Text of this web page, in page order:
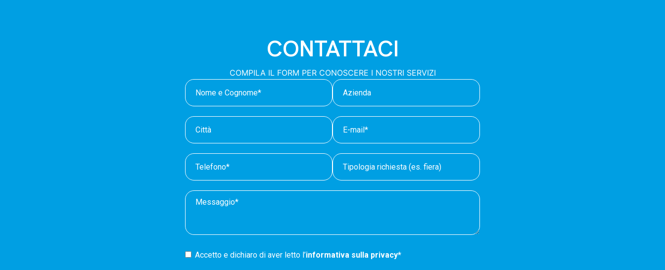
CONTATTACI
COMPILA IL FORM PER CONOSCERE I NOSTRI SERVIZI
Accetto e dichiaro di aver letto l’informativa sulla privacy*